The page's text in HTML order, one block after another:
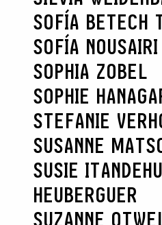
SOFÍA BETECH
SOFÍA
SOPHIA ZOBEL
SOPHIE
STEFANIE
SUSANNE
SUSIE
HEUBERGUER
SUZANNE